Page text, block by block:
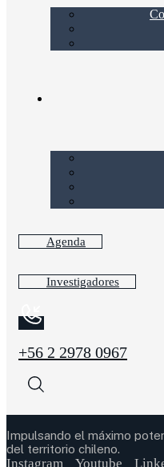
Agenda
Investigadores
+56 2 2978 0967
Impulsando el máximo
del territorio chileno.
Instagram Youtube